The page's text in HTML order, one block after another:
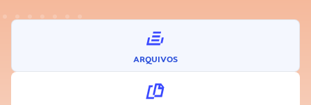
ARQUIVOS